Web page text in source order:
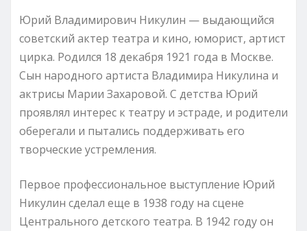
Юрий Владимирович Никулин — выдающийся
советский актер театра и кино, юморист, артист
цирка. Родился 18 декабря 1921 года в Москве.
Сын народного артиста Владимира Никулина и
актрисы Марии Захаровой. С детства Юрий
проявлял интерес к театру и эстраде, и родители
оберегали и пытались поддерживать его
творческие устремления.
Первое профессиональное выступление Юрий
Никулин сделал еще в 1938 году на сцене
Центрального детского театра. В 1942 году он